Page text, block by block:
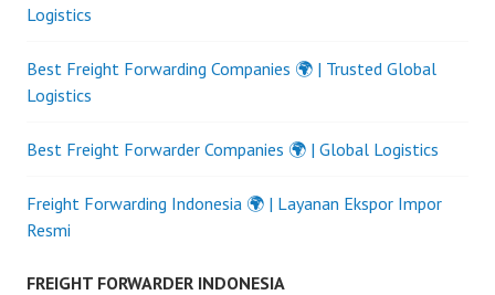
Logistics
Best Freight Forwarding Companies 🌍 | Trusted Global
Logistics
Best Freight Forwarder Companies 🌍 | Global Logistics
Freight Forwarding Indonesia 🌍 | Layanan Ekspor Impor
Resmi
FREIGHT FORWARDER INDONESIA